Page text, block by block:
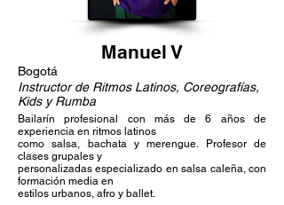
Manuel V
Bogotá
Instructor de Ritmos Latinos, Coreografías,
Kids y Rumba
Bailarín profesional con más de 6 años de
experiencia en ritmos latinos
como salsa, bachata y merengue. Profesor de
clases grupales y
personalizadas especializado en salsa caleña, con
formación media en
estilos urbanos, afro y ballet.